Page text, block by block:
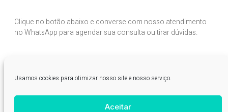
Usamos cookies para otimizar nosso site e nosso serviço.
Aceitar
Clique no botão abaixo e converse com nosso atendimento
no WhatsApp para agendar sua consulta ou tirar dúvidas.
(49)98428-1884